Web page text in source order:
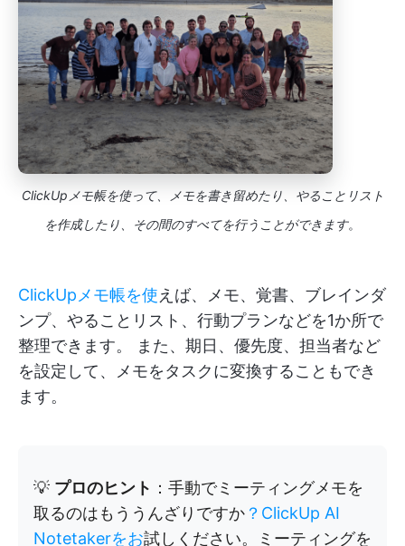
ClickUpメモ帳を使って、メモを書き留めたり、やることリスト
を作成したり、その間のすべてを行うことができます。
ClickUpメモ帳を使えば、メモ、覚書、ブレインダ
ンプ、やることリスト、行動プランなどを1か所で
整理できます。 また、期日、優先度、担当者など
を設定して、メモをタスクに変換することもでき
ます。
💡 プロのヒント ：手動でミーティングメモを
取るのはもううんざりですか ？ClickUp AI
Notetakerをお試しください。ミーティングを